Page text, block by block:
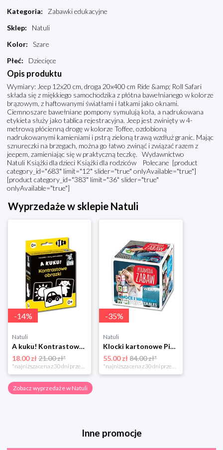
Kategoria:
Zabawki edukacyjne
Sklep:
Natuli
Kolor:
Szare
Płeć: Dziecięce
Opis produktu
Wymiary: Jeep 12x20 cm, droga 20x400 cm Ride &amp; Roll Safari
składa się z miękkiego samochodzika z płótna bawełnianego w kolorze
brązowym, z haftowanymi światłami i łatkami jako oknami.
Ciemnoszare bawełniane pompony symulują koła, a nadrukowana
etykieta służy jako tablica rejestracyjna. Jeep jest zwinięty w 4-
metrową płócienną drogę w kolorze Toffee, ozdobioną
nadrukowanymi kamieniami i pstrą zieloną trawą wzdłuż granic. Mając
sznureczki na brzegach, można go łatwo zwinąć i związać razem z
jeepem, zamieniając się w praktyczną teczkę. Wydawnictwo
Natuli Książki dla dzieci Książki dla rodziców Polecane [product
category_id="683" limit="12" slider="true" onlyAvailable="true"]
[product category_id="383" limit="36" slider="true"
onlyAvailable="true"]
Wyprzedaże w sklepie Natuli
-14%
Natuli
A kuku! Kontrastowe obrazki. Karty kontrastowe + poradnik 0+ Edgard
18.00 zł21.00 zł*
*najniższa cena z 30 dni przed obniżką
-35%
Natuli
Klocki kartonowe Piramida Zabaw. Owoce i Warzywa Piramida zabaw
55.00 zł 84.00 zł*
*najniższa cena z 30 dni przed obniżką
Zobacz wyprzedaże w Natuli
Inne promocje